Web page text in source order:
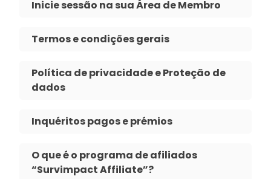
Inicie sessão na sua Área de Membro
Termos e condições gerais
Política de privacidade e Proteção de
dados
Inquéritos pagos e prémios
O que é o programa de afiliados
“Survimpact Affiliate”?